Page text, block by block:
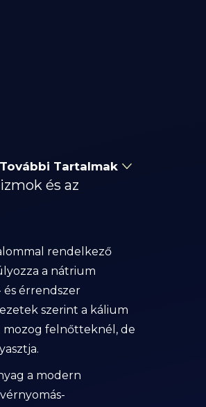
További Tartalmak
és az
rendelkező
a nátrium
és érrendszer
szerint a kálium
mozog felnőtteknél, de
a modern